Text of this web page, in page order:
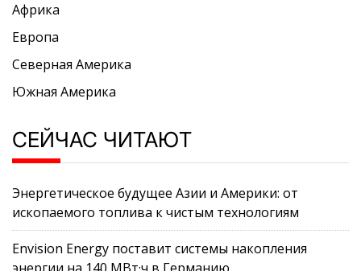
Африка
Европа
Северная Америка
Южная Америка
СЕЙЧАС ЧИТАЮТ
Энергетическое будущее Азии и Америки: от
ископаемого топлива к чистым технологиям
Envision Energy поставит системы накопления